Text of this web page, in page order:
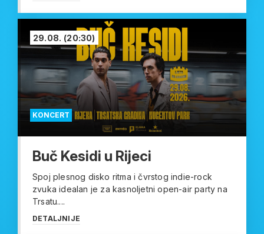
KONCERT
29.08. (20:30)
Buč Kesidi u Rijeci
Spoj plesnog disko ritma i čvrstog indie-rock
zvuka idealan je za kasnoljetni open-air party na
Trsatu....
DETALJNIJE